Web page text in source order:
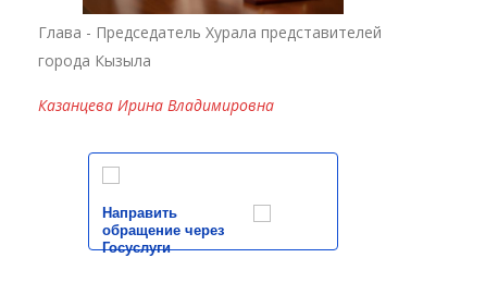
Глава - Председатель Хурала представителей
города Кызыла
Казанцева Ирина Владимировна
Направить
обращение через
Госуслуги